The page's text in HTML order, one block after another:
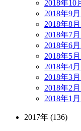
2018年10
2018年9
2018年8
2018年7
2018年6
2018年5
2018年4
2018年3
2018年2
2018年1
2017年 (136)